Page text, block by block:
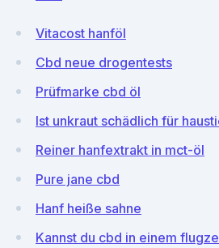
Vitacost hanföl
Cbd neue drogentests
Prüfmarke cbd öl
Ist unkraut schädlich für
Reiner hanfextrakt in mct-öl
Pure jane cbd
Hanf heiße sahne
Kannst du cbd in einem